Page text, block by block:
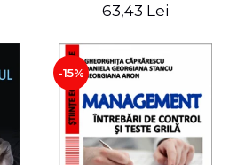
63,43 Lei
-15%